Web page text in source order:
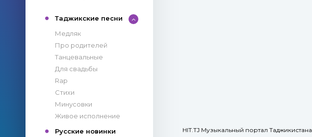
Таджикские песни
Медляк
Про родителей
Танцевальные
Для свадьбы
Rap
Стихи
Минусовки
Живое исполнение
Русские новинки
HIT.TJ Музыкальный портал Таджикистана